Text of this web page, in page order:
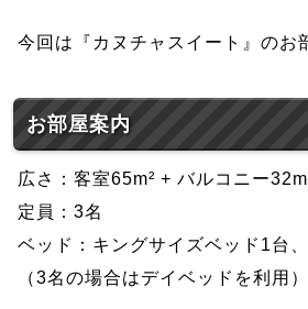
今回は『カヌチャスイート』のお
お部屋案内
広さ：客室65m² + バルコニー
定員：3名
ベッド：キングサイズベッド1台
（3名の場合はデイベッドを利用）